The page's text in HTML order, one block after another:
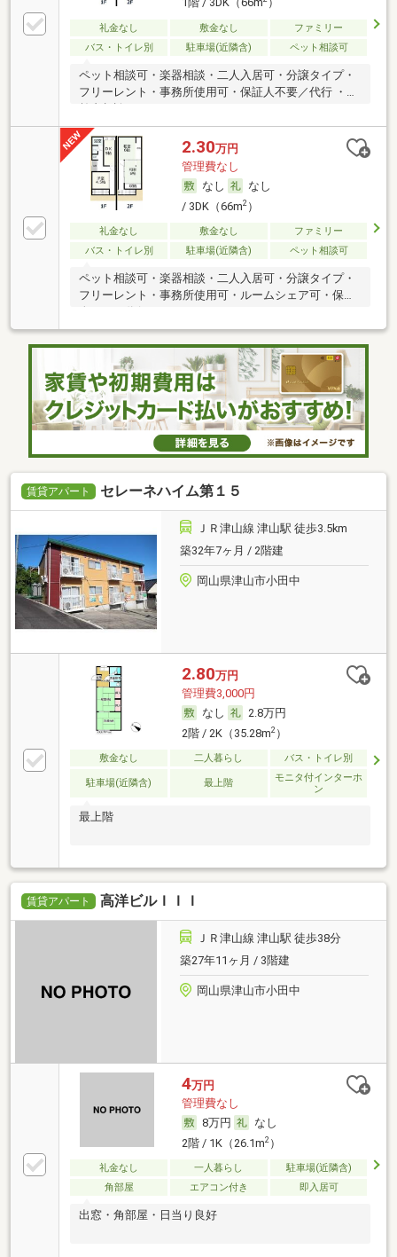
1階 / 3DK（66m ）
礼金なし 敷金なし
ファミリー
バス・トイレ別
駐車場(近隣含) ペット相談可
ペット相談可・楽器相談・二人入居可・分譲タイプ・
フリーレント・事務所使用可・保証人不要／代行 ・高
齢者相談
2.30万円
管理費なし
なし
なし
/ 3DK（66m2）
礼金なし 敷金なし
ファミリー
バス・トイレ別
駐車場(近隣含) ペット相談可
ペット相談可・楽器相談・二人入居可・分譲タイプ・
フリーレント・事務所使用可・ルームシェア可・保証
賃貸アパート セレーネハイム第１５
ＪＲ津山線 津山駅 徒歩3.5km
築32年7ヶ月 / 2階建
岡山県津山市小田中
2.80万円
管理費3,000円
なし
2.8万円
2階 / 2K（35.28m2）
敷金なし 二人暮らし バス・トイレ別
駐車場(近隣含) 最上階
モニタ付インターホ
ン
最上階
賃貸アパート 高洋ビルＩＩＩ
ＪＲ津山線 津山駅 徒歩38分
築27年11ヶ月 / 3階建
岡山県津山市小田中
4万円
管理費なし
8万円
なし
2階 / 1K（26.1m2）
礼金なし 一人暮らし
駐車場(近隣含)
角部屋
エアコン付き 即入居可
出窓・角部屋・日当り良好